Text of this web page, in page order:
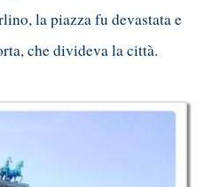
la piazza fu devastata e
che divideva la città.